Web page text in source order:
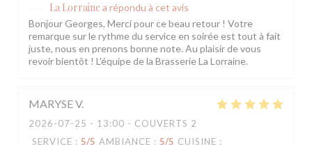
La Lorraine a répondu à cet avis
Bonjour Georges, Merci pour ce beau retour ! Votre
remarque sur le rythme du service en soirée est tout à fait
juste, nous en prenons bonne note. Au plaisir de vous
revoir bientôt ! L'équipe de la Brasserie La Lorraine.
MARYSEV
2026-07-25 - 13:00 - COUVERTS 2
SERVICE : 5/5 AMBIANCE : 5/5 CUISINE :